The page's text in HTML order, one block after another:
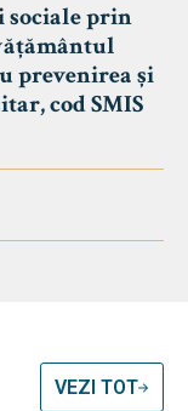
sociale prin
prevenirea și
cod SMIS
VEZI TOT